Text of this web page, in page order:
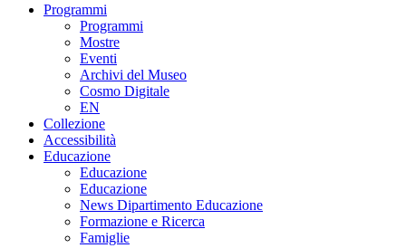
Programmi
Programmi
Mostre
Eventi
Archivi del Museo
Cosmo Digitale
EN
Collezione
Accessibilità
Educazione
Educazione
Educazione
News Dipartimento Educazione
Formazione e Ricerca
Famiglie